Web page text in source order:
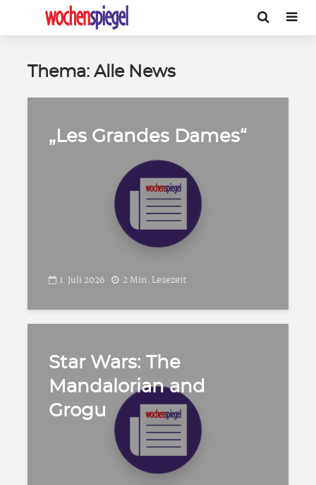
Thema: Alle News
„Les Grandes Dames“
1. Juli 2026 2 Min. Lesezeit
Star Wars: The
Mandalorian and
Grogu